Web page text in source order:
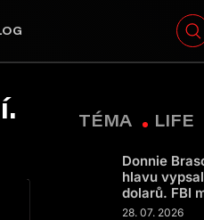
TÉMA LIFE
Donnie
hlavu
dolarů. FBI
28. 07. 2026